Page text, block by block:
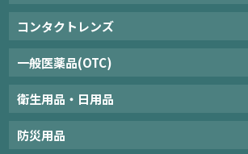
コンタクトレンズ
一般医薬品(OTC)
衛生用品・日用品
防災用品